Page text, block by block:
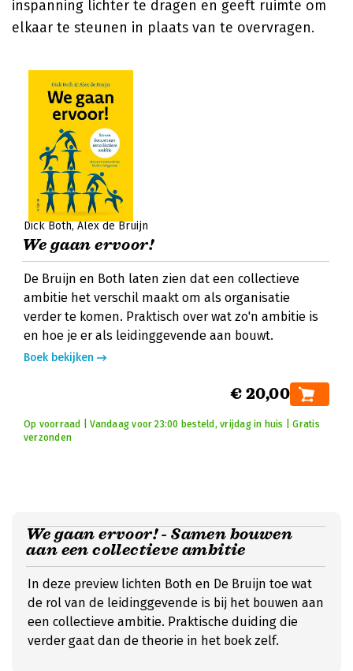
inspanning lichter te dragen en geeft ruimte om
elkaar te steunen in plaats van te overvragen.
Dick Both Alex de Bruijn
We gaan ervoor!
De Bruijn en Both laten zien dat een collectieve
ambitie het verschil maakt om als organisatie
verder te komen. Praktisch over wat zo'n ambitie is
en hoe je er als leidinggevende aan bouwt.
Boek bekijken
€ 20,00
Op voorraad | Vandaag voor 23:00 besteld, vrijdag in huis | Gratis
verzonden
We gaan ervoor! - Samen bouwen
aan een collectieve ambitie
In deze preview lichten Both en De Bruijn toe wat
de rol van de leidinggevende is bij het bouwen aan
een collectieve ambitie. Praktische duiding die
verder gaat dan de theorie in het boek zelf.